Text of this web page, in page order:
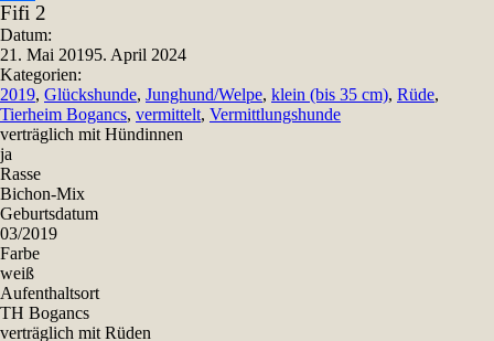
Teilen
Fifi 2
Datum:
21. Mai 20195. April 2024
Kategorien:
2019, Glückshunde, Junghund/Welpe, klein (bis 35 cm), Rüde,
Tierheim Bogancs, vermittelt, Vermittlungshunde
verträglich mit Hündinnen
ja
Rasse
Bichon-Mix
Geburtsdatum
03/2019
Farbe
weiß
Aufenthaltsort
TH Bogancs
verträglich mit Rüden